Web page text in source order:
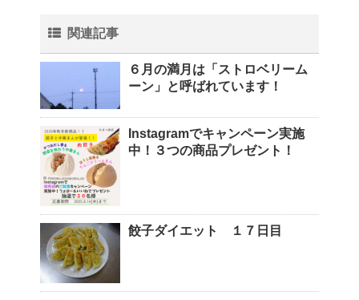
関連記事
６月の満月は「ストロベリーム
ーン」と呼ばれています！
Instagramでキャンペーン実施
中！３つの商品プレゼント！
餃子ダイエット １７日目